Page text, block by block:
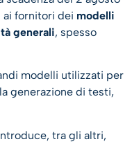
fornitori dei modelli
generali, spesso
modelli utilizzati per
generazione di testi,
tra gli altri,